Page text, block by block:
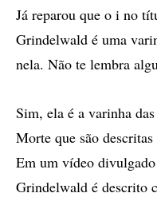
Já reparou que o i no
Grindelwald é uma
nela. Não te lembra
Sim, ela é a varinha
Morte que são
Em um vídeo
Grindelwald é descrito